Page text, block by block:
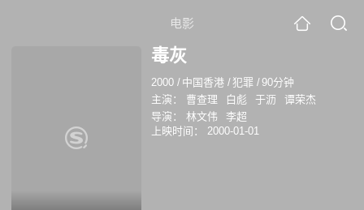
电影
毒灰
2000 / 中国香港 /犯罪 /90分钟
主演：
曹查理 白彪 于沥
谭荣杰
导演：
林文伟
李超
上映时间：
2000-01-01